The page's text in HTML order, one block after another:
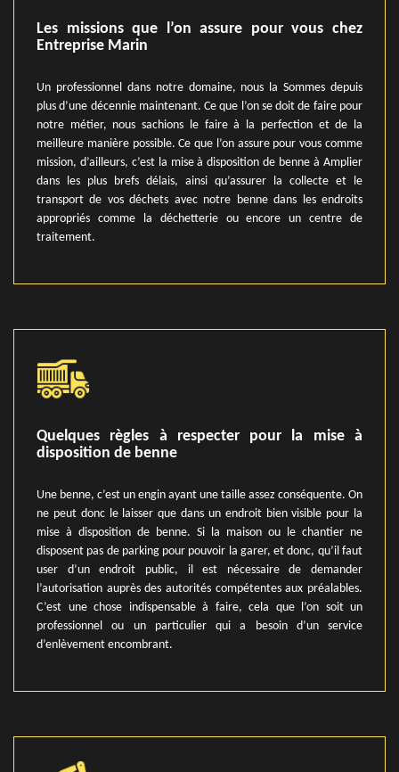
Les missions que l’on assure pour vous chez
Entreprise Marin
Un professionnel dans notre domaine, nous la Sommes depuis
plus d’une décennie maintenant. Ce que l’on se doit de faire pour
notre métier, nous sachions le faire à la perfection et de la
meilleure manière possible. Ce que l’on assure pour vous comme
mission, d’ailleurs, c’est la mise à disposition de benne à Amplier
dans les plus brefs délais, ainsi qu’assurer la collecte et le
transport de vos déchets avec notre benne dans les endroits
appropriés comme la déchetterie ou encore un centre de
traitement.
Quelques règles à respecter pour la mise à
disposition de benne
Une benne, c’est un engin ayant une taille assez conséquente. On
ne peut donc le laisser que dans un endroit bien visible pour la
mise à disposition de benne. Si la maison ou le chantier ne
disposent pas de parking pour pouvoir la garer, et donc, qu’il faut
user d’un endroit public, il est nécessaire de demander
l’autorisation auprès des autorités compétentes aux préalables.
C’est une chose indispensable à faire, cela que l’on soit un
professionnel ou un particulier qui a besoin d’un service
d’enlèvement encombrant.